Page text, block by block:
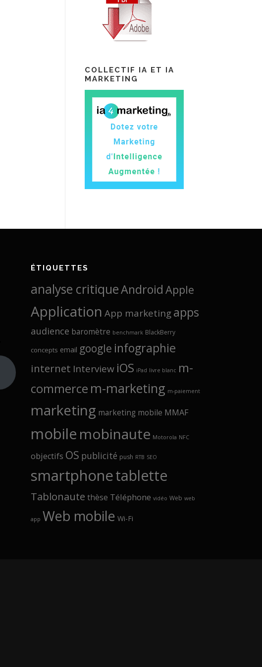
COLLECTIF IA ET IA
MARKETING
ÉTIQUETTES
analyse critiqueAndroid Apple
Application App marketing apps
audience baromètre benchmark BlackBerry
concepts email google infographie
internet Interview iOS iPad livre blanc m-
commerce m-marketing m-paiement
marketing marketing mobile MMAF
mobile mobinaute Motorola NFC
objectifs OS publicité push RTB SEO
smartphonetablette
Tablonaute thèse Téléphone vidéo Web web
app Web mobile Wi-Fi